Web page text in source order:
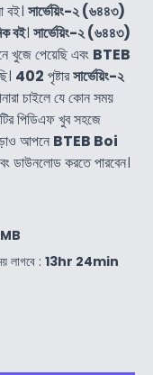
বই। সার্ভেয়িং-২ (৬৪৪৩)
বই। সার্ভেয়িং-২ (৬৪৪৩)
খুজে পেয়েছি এবং BTEB
402 পৃষ্টারসার্ভেয়িং-২
চাইলে যে কোন সময়
পিডিএফ খুব সহজে
আপনে BTEB Boi
ডাউনলোড করতে পারবেন।
লাগবে : 13hr 24min